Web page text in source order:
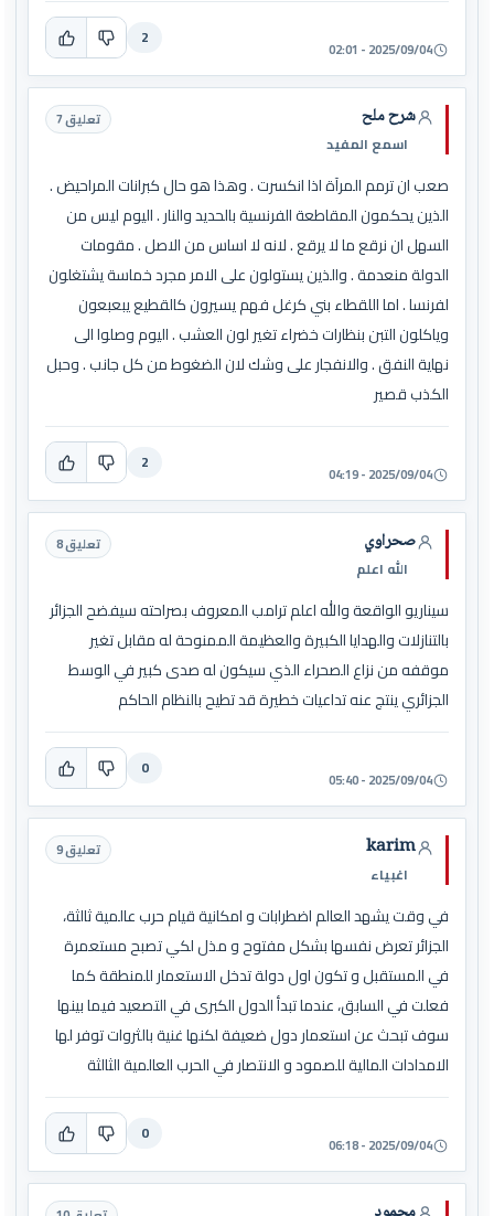
2025/09/04 - 02:01
2
شرح ملح
اسمع المفيد
تعليق 7
صعب ان ترمم المرآة اذا انكسرت . وهذا هو حال كبرانات المراحيض .
الذين يحكمون المقاطعة الفرنسية بالحديد والنار . اليوم ليس من
السهل ان نرقع ما لا يرقع . لانه لا اساس من الاصل . مقومات
الدولة منعدمة . والذين يستولون على الامر مجرد خماسة يشتغلون
لفرنسا . اما اللقطاء بني كرغل فهم يسيرون كالقطيع يبعبعون
وياكلون التبن بنظارات خضراء تغير لون العشب . اليوم وصلوا الى
نهاية النفق . والانفجار على وشك لان الضغوط من كل جانب . وحبل
الكذب قصير
2025/09/04 - 04:19
2
صحراوي
الله اعلم
تعليق 8
سيناريو الواقعة والله اعلم ترامب المعروف بصراحته سيفضح الجزائر
بالتنازلات والهدايا الكبيرة والعظيمة الممنوحة له مقابل تغير
موقفه من نزاع الصحراء الذي سيكون له صدى كبير في الوسط
الجزائري ينتج عنه تداعيات خطيرة قد تطيح بالنظام الحاكم
2025/09/04 - 05:40
0
karim
اغبياء
تعليق 9
في وقت يشهد العالم اضطرابات و امكانية قيام حرب عالمية ثالثة،
الجزائر تعرض نفسها بشكل مفتوح و مذل لكي تصبح مستعمرة
في المستقبل و تكون اول دولة تدخل الاستعمار للمنطقة كما
فعلت في السابق، عندما تبدأ الدول الكبرى في التصعيد فيما بينها
سوف تبحث عن استعمار دول ضعيفة لكنها غنية بالثروات توفر لها
الامدادات المالية للصمود و الانتصار في الحرب العالمية الثالثة
2025/09/04 - 06:18
0